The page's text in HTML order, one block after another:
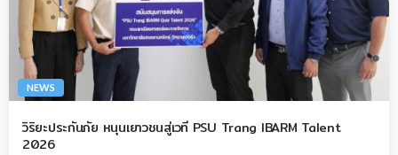
NEWS
วิริยะประกันภัย หนุนเยาวชนสู่เวที PSU Trang IBARM Talent
2026